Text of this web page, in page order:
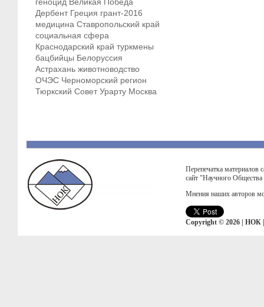
Дербент Греция грант-2016
медицина Ставропольский край
социальная сфера
Краснодарский край туркмены
бацбийцы Белоруссия
Астрахань животноводство
ОЧЭС Черноморский регион
Тюркский Совет Урарту Москва
Перепечатка материалов
сайт "Научного
Мнения наших авторов
Copyright © 2026 | НОК